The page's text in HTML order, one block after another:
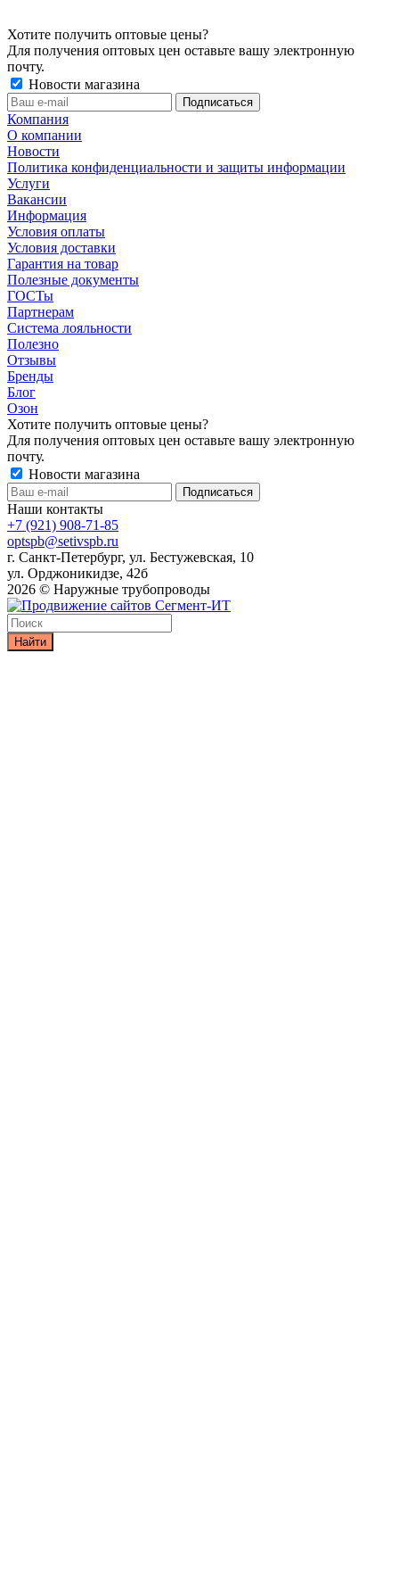
Хотите получить оптовые цены?
Для получения оптовых цен оставьте вашу электронную
почту.
Новости магазина
Компания
О компании
Новости
Политика конфиденциальности и защиты информации
Услуги
Вакансии
Информация
Условия оплаты
Условия доставки
Гарантия на товар
Полезные документы
ГОСТы
Партнерам
Система лояльности
Полезно
Отзывы
Бренды
Блог
Озон
Хотите получить оптовые цены?
Для получения оптовых цен оставьте вашу электронную
почту.
Новости магазина
Наши контакты
+7 (921) 908-71-85
optspb@setivspb.ru
г. Санкт-Петербург, ул. Бестужевская, 10
ул. Орджоникидзе, 42б
2026 © Наружные трубопроводы
Найти